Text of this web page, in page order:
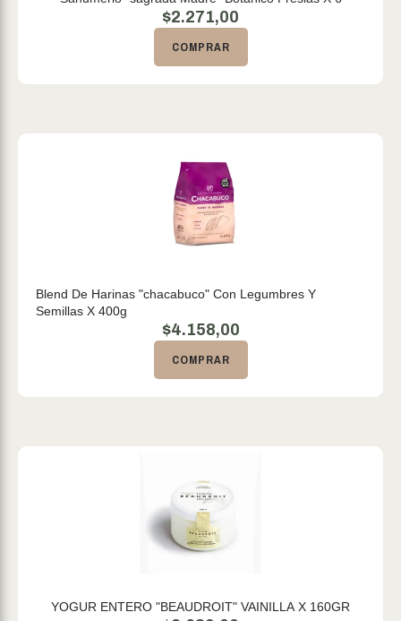
$2.271,00
COMPRAR
Blend De Harinas "chacabuco" Con Legumbres Y
Semillas X 400g
$4.158,00
COMPRAR
YOGUR ENTERO "BEAUDROIT" VAINILLA X 160GR